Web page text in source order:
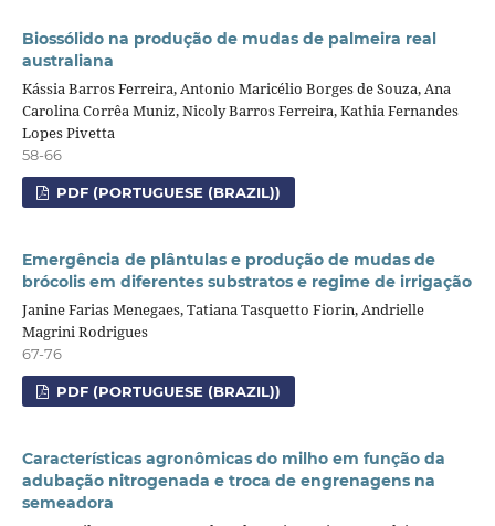
Biossólido na produção de mudas de palmeira real
australiana
Kássia Barros Ferreira, Antonio Maricélio Borges de Souza, Ana
Carolina Corrêa Muniz, Nicoly Barros Ferreira, Kathia Fernandes
Lopes Pivetta
58-66
PDF (PORTUGUESE (BRAZIL))
Emergência de plântulas e produção de mudas de
brócolis em diferentes substratos e regime de irrigação
Janine Farias Menegaes, Tatiana Tasquetto Fiorin, Andrielle
Magrini Rodrigues
67-76
PDF (PORTUGUESE (BRAZIL))
Características agronômicas do milho em função da
adubação nitrogenada e troca de engrenagens na
semeadora